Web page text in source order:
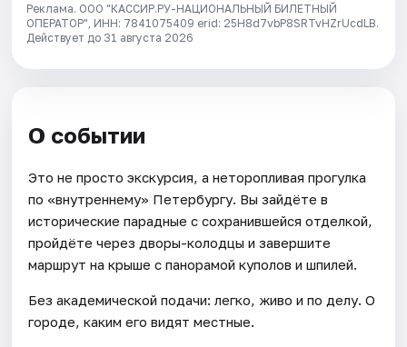
Реклама. ООО "КАССИР.РУ-НАЦИОНАЛЬНЫЙ БИЛЕТНЫЙ
ОПЕРАТОР", ИНН: 7841075409 erid: 25H8d7vbP8SRTvHZrUcdLB.
Действует до 31 августа 2026
О событии
Это не просто экскурсия, а неторопливая прогулка
по «внутреннему» Петербургу. Вы зайдёте в
исторические парадные с сохранившейся отделкой,
пройдёте через дворы-колодцы и завершите
маршрут на крыше с панорамой куполов и шпилей.
Без академической подачи: легко, живо и по делу. О
городе, каким его видят местные.